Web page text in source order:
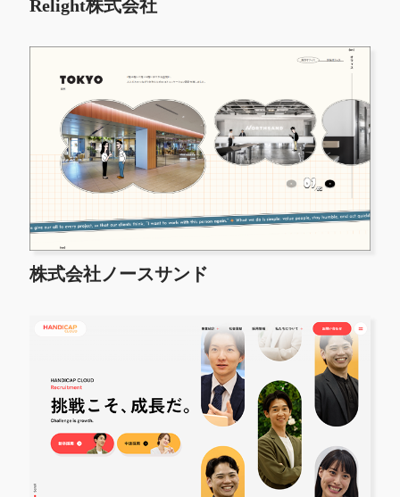
Relight株式会社
株式会社ノースサンド